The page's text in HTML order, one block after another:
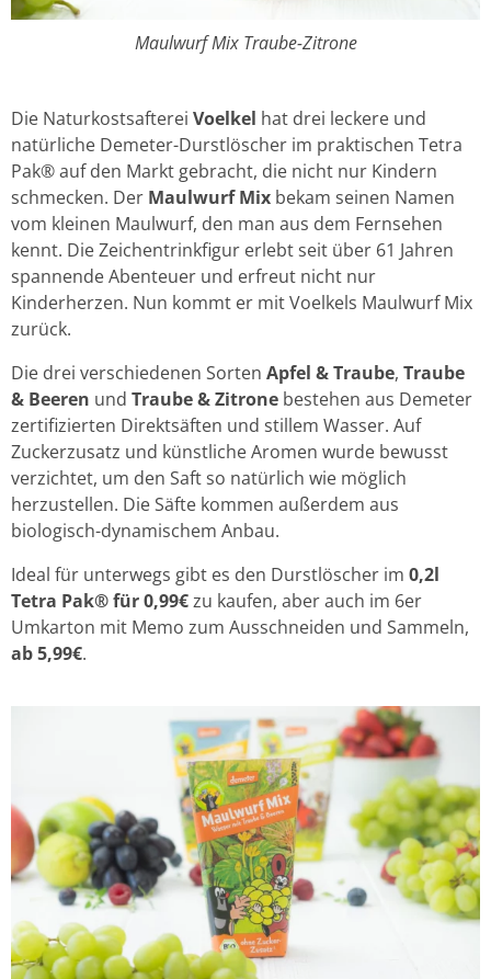
Maulwurf Mix Traube-Zitrone
Die Naturkostsafterei Voelkel hat drei leckere und
natürliche Demeter-Durstlöscher im praktischen Tetra
Pak® auf den Markt gebracht, die nicht nur Kindern
schmecken. Der Maulwurf Mix bekam seinen Namen
vom kleinen Maulwurf, den man aus dem Fernsehen
kennt. Die Zeichentrinkfigur erlebt seit über 61 Jahren
spannende Abenteuer und erfreut nicht nur
Kinderherzen. Nun kommt er mit Voelkels Maulwurf Mix
zurück.
Die drei verschiedenen Sorten Apfel & Traube, Traube
& Beeren und Traube & Zitrone bestehen aus Demeter
zertifizierten Direktsäften und stillem Wasser. Auf
Zuckerzusatz und künstliche Aromen wurde bewusst
verzichtet, um den Saft so natürlich wie möglich
herzustellen. Die Säfte kommen außerdem aus
biologisch-dynamischem Anbau.
Ideal für unterwegs gibt es den Durstlöscher im 0,2l
Tetra Pak® für 0,99€zu kaufen, aber auch im 6er
Umkarton mit Memo zum Ausschneiden und Sammeln,
ab 5,99€.